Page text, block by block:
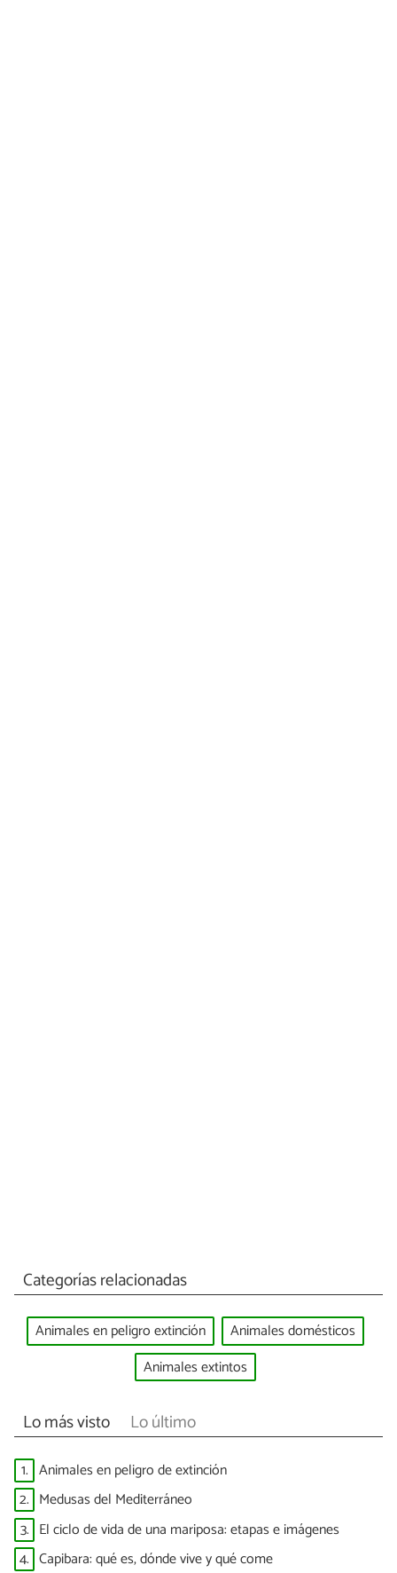
Categorías relacionadas
Animales en peligro extinción
Animales domésticos
Animales extintos
Lo más visto Lo último
1. Animales en peligro de extinción
2. Medusas del Mediterráneo
3. El ciclo de vida de una mariposa: etapas e imágenes
4. Capibara: qué es, dónde vive y qué come